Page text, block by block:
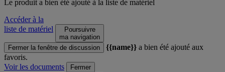
Le produit a bien été ajouté à la liste de matériel
Accéder à la
liste de matériel
Poursuivre
ma navigation
Fermer la fenêtre de discussion
{{name}} a bien été ajouté aux
favoris.
Voir les documents
Fermer